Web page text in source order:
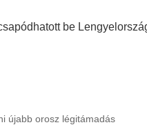
be
újabb orosz légitámadás